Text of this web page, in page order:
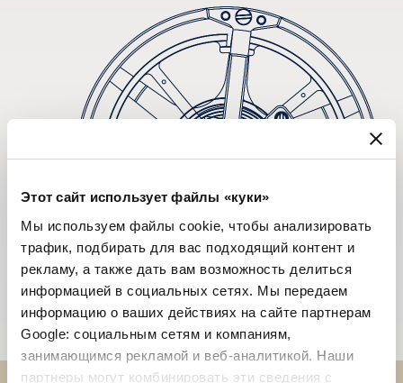
Этот сайт использует файлы «куки»
Мы используем файлы cookie, чтобы анализировать
трафик, подбирать для вас подходящий контент и
рекламу, а также дать вам возможность делиться
информацией в социальных сетях. Мы передаем
информацию о ваших действиях на сайте партнерам
Google: социальным сетям и компаниям,
занимающимся рекламой и веб-аналитикой. Наши
партнеры могут комбинировать эти сведения с